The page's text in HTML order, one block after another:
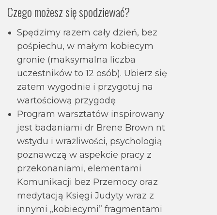
Czego możesz się spodziewać?
Spędzimy razem cały dzień, bez
pośpiechu, w małym kobiecym
gronie (maksymalna liczba
uczestników to 12 osób). Ubierz się
zatem wygodnie i przygotuj na
wartościową przygodę
Program warsztatów inspirowany
jest badaniami dr Brene Brown nt
wstydu i wrażliwości, psychologią
poznawczą w aspekcie pracy z
przekonaniami, elementami
Komunikacji bez Przemocy oraz
medytacją Księgi Judyty wraz z
innymi „kobiecymi” fragmentami